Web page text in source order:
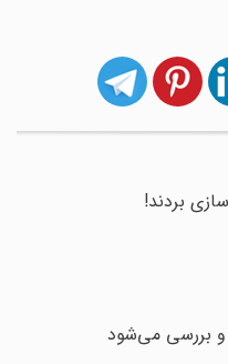
بردند!
بررسی می‌شود